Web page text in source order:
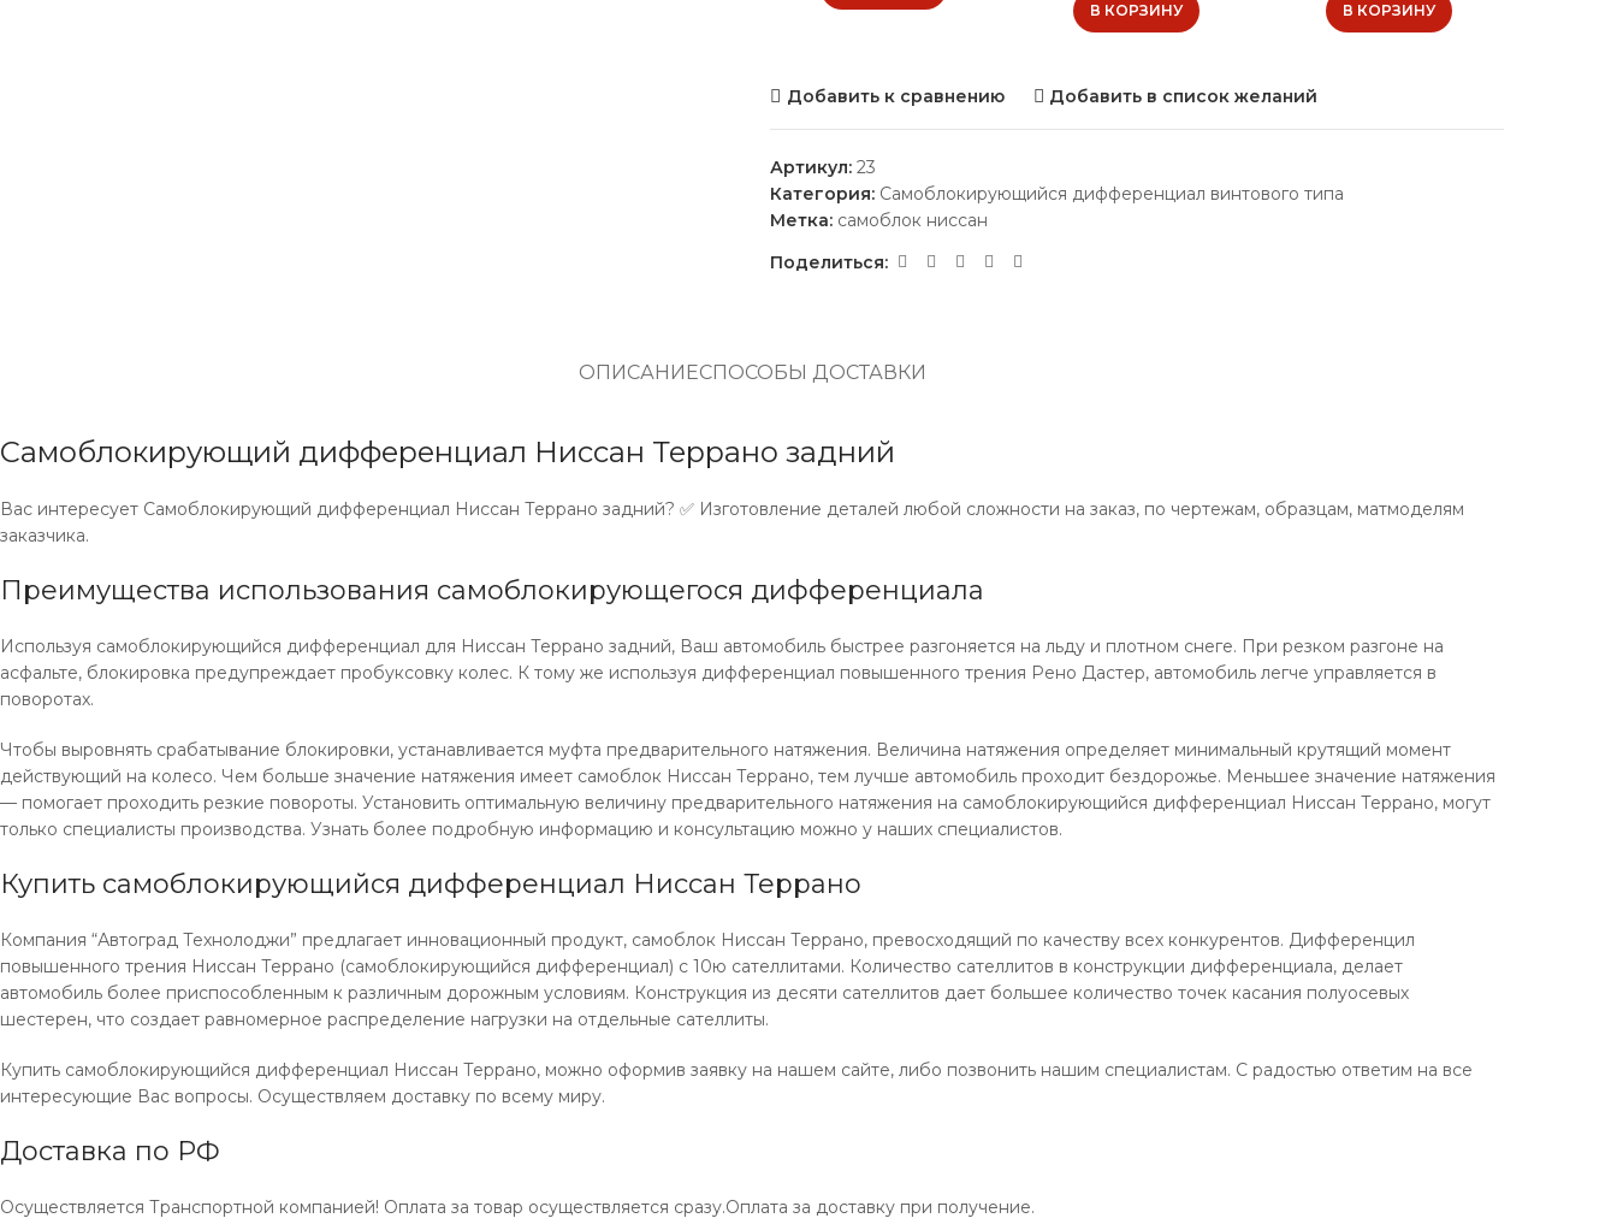
В КОРЗИНУ В КОРЗИНУ
Добавить к сравнению Добавить в список желаний
Артикул: 23
Категория: Самоблокирующийся дифференциал винтового типа
Метка: самоблок ниссан
Поделиться:
ОПИСАНИЕСПОСОБЫ ДОСТАВКИ
Самоблокирующий дифференциал Ниссан Террано задний
Вас интересует Самоблокирующий дифференциал Ниссан Террано задний? ✅ Изготовление деталей любой сложности на заказ, по чертежам, образцам, матмоделям
заказчика.
Преимущества использования самоблокирующегося дифференциала
Используя самоблокирующийся дифференциал для Ниссан Террано задний, Ваш автомобиль быстрее разгоняется на льду и плотном снеге. При резком разгоне на
асфальте, блокировка предупреждает пробуксовку колес. К тому же используя дифференциал повышенного трения Рено Дастер, автомобиль легче управляется в
поворотах.
Чтобы выровнять срабатывание блокировки, устанавливается муфта предварительного натяжения. Величина натяжения определяет минимальный крутящий момент
действующий на колесо. Чем больше значение натяжения имеет самоблок Ниссан Террано, тем лучше автомобиль проходит бездорожье. Меньшее значение натяжения
— помогает проходить резкие повороты. Установить оптимальную величину предварительного натяжения на самоблокирующийся дифференциал Ниссан Террано, могут
только специалисты производства. Узнать более подробную информацию и консультацию можно у наших специалистов.
Купить самоблокирующийся дифференциал Ниссан Террано
Компания “Автоград Технолоджи” предлагает инновационный продукт, самоблок Ниссан Террано, превосходящий по качеству всех конкурентов. Дифференцил
повышенного трения Ниссан Террано (самоблокирующийся дифференциал) с 10ю сателлитами. Количество сателлитов в конструкции дифференциала, делает
автомобиль более приспособленным к различным дорожным условиям. Конструкция из десяти сателлитов дает большее количество точек касания полуосевых
шестерен, что создает равномерное распределение нагрузки на отдельные сателлиты.
Купить самоблокирующийся дифференциал Ниссан Террано, можно оформив заявку на нашем сайте, либо позвонить нашим специалистам. С радостью ответим на все
интересующие Вас вопросы. Осуществляем доставку по всему миру.
Доставка по РФ
Осуществляется Транспортной компанией! Оплата за товар осуществляется сразу.Оплата за доставку при получение.